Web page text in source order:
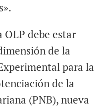
OLP debe estar
de la
para la
de la
(PNB), nueva